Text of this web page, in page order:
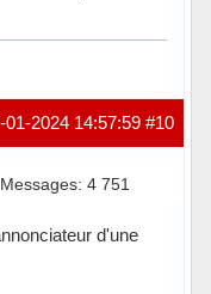
#10
01-2024 14:57:59
Messages: 4 751
d'une